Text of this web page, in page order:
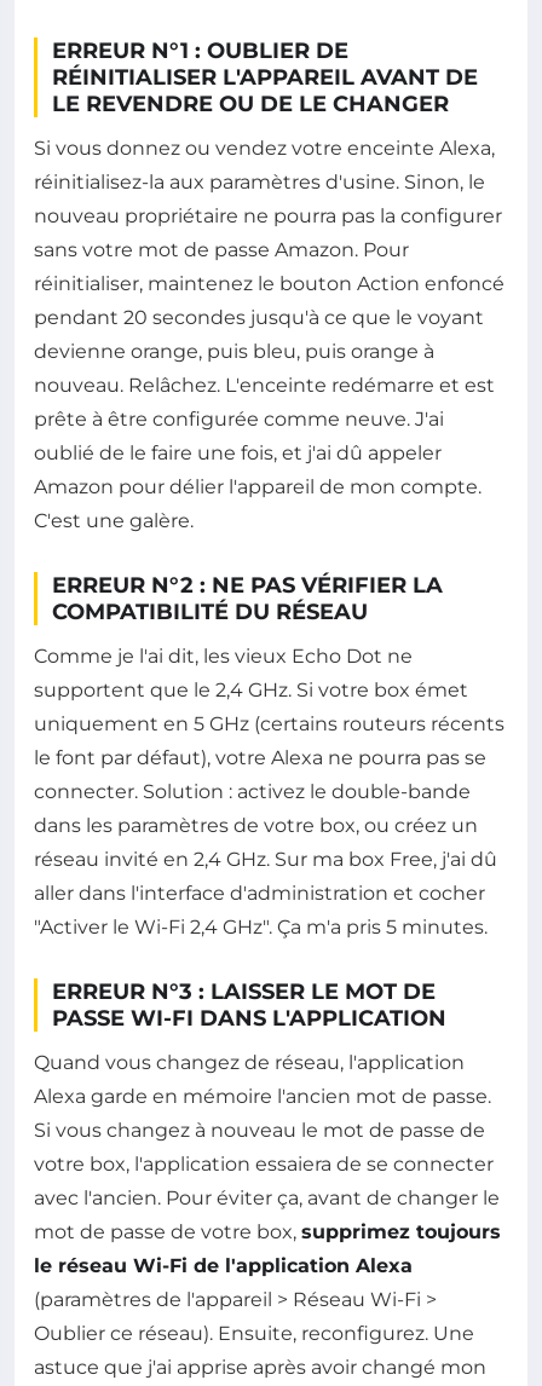
ERREUR N°1 : OUBLIER DE
RÉINITIALISER L'APPAREIL AVANT DE
LE REVENDRE OU DE LE CHANGER
Si vous donnez ou vendez votre enceinte Alexa,
réinitialisez-la aux paramètres d'usine. Sinon, le
nouveau propriétaire ne pourra pas la configurer
sans votre mot de passe Amazon. Pour
réinitialiser, maintenez le bouton Action enfoncé
pendant 20 secondes jusqu'à ce que le voyant
devienne orange, puis bleu, puis orange à
nouveau. Relâchez. L'enceinte redémarre et est
prête à être configurée comme neuve. J'ai
oublié de le faire une fois, et j'ai dû appeler
Amazon pour délier l'appareil de mon compte.
C'est une galère.
ERREUR N°2 : NE PAS VÉRIFIER LA
COMPATIBILITÉ DU RÉSEAU
Comme je l'ai dit, les vieux Echo Dot ne
supportent que le 2,4 GHz. Si votre box émet
uniquement en 5 GHz (certains routeurs récents
le font par défaut), votre Alexa ne pourra pas se
connecter. Solution : activez le double-bande
dans les paramètres de votre box, ou créez un
réseau invité en 2,4 GHz. Sur ma box Free, j'ai dû
aller dans l'interface d'administration et cocher
"Activer le Wi-Fi 2,4 GHz". Ça m'a pris 5 minutes.
ERREUR N°3 : LAISSER LE MOT DE
PASSE WI-FI DANS L'APPLICATION
Quand vous changez de réseau, l'application
Alexa garde en mémoire l'ancien mot de passe.
Si vous changez à nouveau le mot de passe de
votre box, l'application essaiera de se connecter
avec l'ancien. Pour éviter ça, avant de changer le
mot de passe de votre box, supprimez toujours
le réseau Wi-Fi de l'application Alexa
(paramètres de l'appareil > Réseau Wi-Fi >
Oublier ce réseau). Ensuite, reconfigurez. Une
astuce que j'ai apprise après avoir changé mon